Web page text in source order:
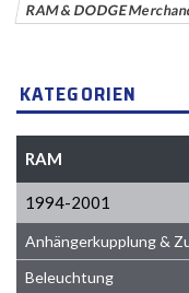
RAM & DODGE
KATEGORIEN
RAM
1994-2001
Anhängerkupplung &
Beleuchtung